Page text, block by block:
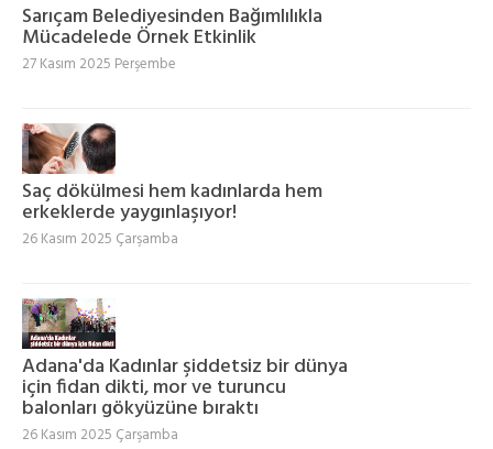
Sarıçam Belediyesinden Bağımlılıkla
Mücadelede Örnek Etkinlik
27 Kasım 2025 Perşembe
Saç dökülmesi hem kadınlarda hem
erkeklerde yaygınlaşıyor!
26 Kasım 2025 Çarşamba
Adana'da Kadınlar şiddetsiz bir dünya
için fidan dikti, mor ve turuncu
balonları gökyüzüne bıraktı
26 Kasım 2025 Çarşamba